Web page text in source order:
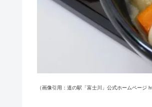
（画像引用：道の駅「富士川」公式ホームページ